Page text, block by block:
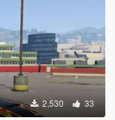
2,530 33